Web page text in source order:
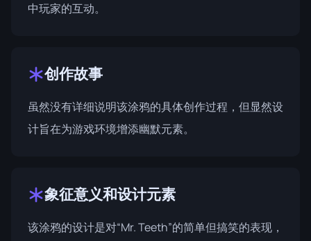
中玩家的互动。
创作故事
虽然没有详细说明该涂鸦的具体创作过程，但显然设
计旨在为游戏环境增添幽默元素。
象征意义和设计元素
该涂鸦的设计是对“Mr. Teeth”的简单但搞笑的表现，